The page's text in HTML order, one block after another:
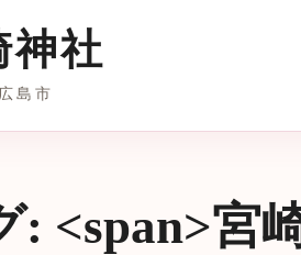
神社
島市
: <span>宮